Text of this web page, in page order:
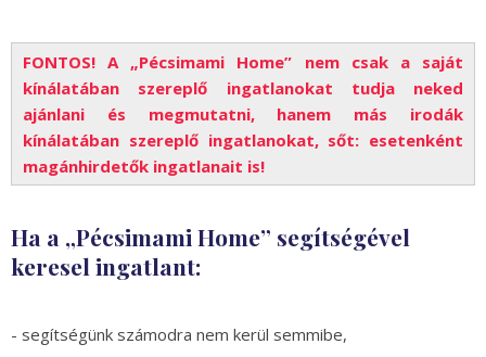
FONTOS! A „Pécsimami Home” nem csak a saját
kínálatában szereplő ingatlanokat tudja neked
ajánlani és megmutatni, hanem más irodák
kínálatában szereplő ingatlanokat, sőt: esetenként
magánhirdetők ingatlanait is!
Ha a „Pécsimami Home” segítségével
keresel ingatlant:
- segítségünk számodra nem kerül semmibe,